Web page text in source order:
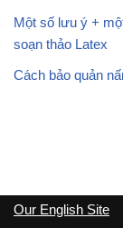
Một số lưu ý +
soạn thảo Latex
Cách bảo quản
Our English Site